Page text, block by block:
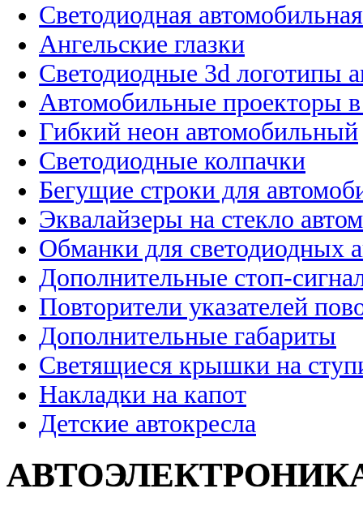
Светодиодная
Ангельские глазки
Светодиодные 3d логотипы
Автомобильные проекторы
Гибкий неон автомобильный
Светодиодные колпачки
Бегущие строки для
Эквалайзеры на стекло
Обманки для светодиодных
Дополнительные стоп-
Повторители указателей
Дополнительные габариты
Светящиеся крышки на
Накладки на капот
Детские автокресла